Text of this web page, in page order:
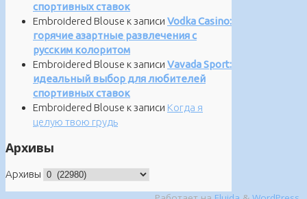
спортивных ставок
Embroidered Blouse к записи Vodka Casino:
горячие азартные развлечения с
русским колоритом
Embroidered Blouse к записи Vavada Sport:
идеальный выбор для любителей
спортивных ставок
Embroidered Blouse к записи Когда я
целую твою грудь
Архивы
Архивы